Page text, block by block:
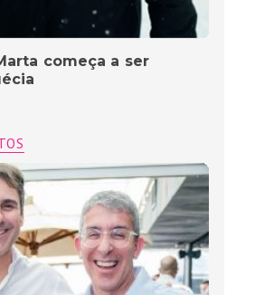
começa a ser